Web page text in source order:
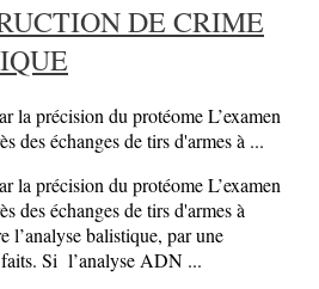
DE CRIME
la précision du protéome L’examen
des échanges de tirs d'armes à ...
la précision du protéome L’examen
des échanges de tirs d'armes à
l’analyse balistique, par une
Si l’analyse ADN ...